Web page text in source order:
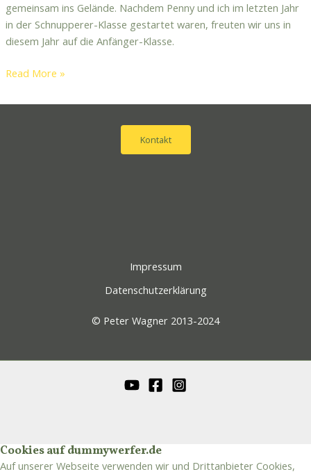
gemeinsam ins Gelände. Nachdem Penny und ich im letzten Jahr
in der Schnupperer-Klasse gestartet waren, freuten wir uns in
diesem Jahr auf die Anfänger-Klasse.
Read More »
Kontakt
Impressum
Datenschutzerklärung
© Peter Wagner 2013-2024
Cookies auf dummywerfer.de
Auf unserer Webseite verwenden wir und Drittanbieter Cookies,